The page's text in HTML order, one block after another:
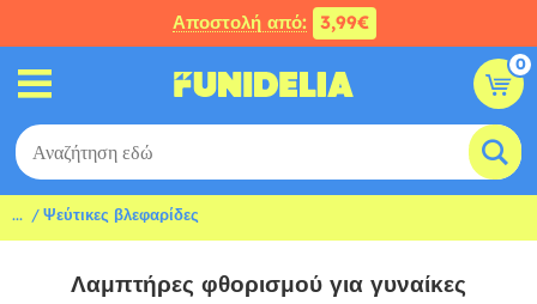
Αποστολή από: 3,99€
0
... Ψεύτικες βλεφαρίδες
Λαμπτήρες φθορισμού για γυναίκες